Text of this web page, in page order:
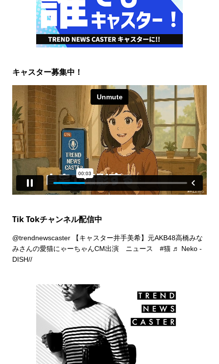
キャスター募集中！
Tik Tokチャンネル配信中
@trendnewscaster【キャスター井手美希】元AKB48高橋みな
みさんの愛猫にゃーちゃんCM出演 ニュース #猫 ♬ Neko -
DISH//